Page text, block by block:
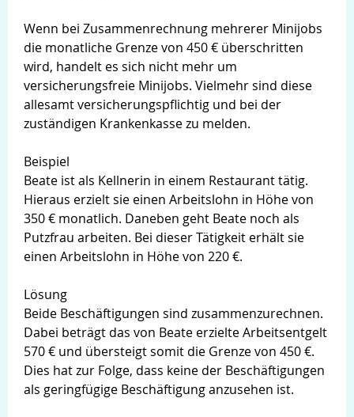
Wenn bei Zusammenrechnung mehrerer Minijobs
die monatliche Grenze von 450 € überschritten
wird, handelt es sich nicht mehr um
versicherungsfreie Minijobs. Vielmehr sind diese
allesamt versicherungspflichtig und bei der
zuständigen Krankenkasse zu melden.
Beispiel
Beate ist als Kellnerin in einem Restaurant tätig.
Hieraus erzielt sie einen Arbeitslohn in Höhe von
350 € monatlich. Daneben geht Beate noch als
Putzfrau arbeiten. Bei dieser Tätigkeit erhält sie
einen Arbeitslohn in Höhe von 220 €.
Lösung
Beide Beschäftigungen sind zusammenzurechnen.
Dabei beträgt das von Beate erzielte Arbeitsentgelt
570 € und übersteigt somit die Grenze von 450 €.
Dies hat zur Folge, dass keine der Beschäftigungen
als geringfügige Beschäftigung anzusehen ist.